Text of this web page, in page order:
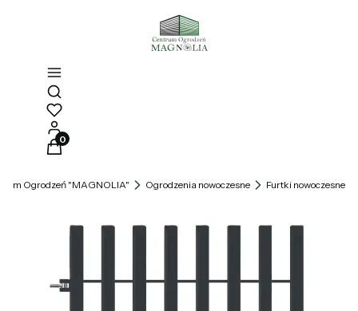
Otwórz wyszukiwarkę
Produkty w koszyku: 0. Zobacz szczegóły
Ogrodzeń "MAGNOLIA" Ogrodzenia nowoczesne Furtki nowoczesne